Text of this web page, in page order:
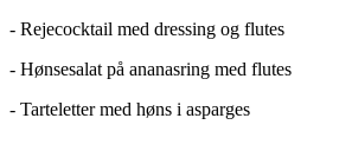
- Rejecocktail med dressing og flutes
- Hønsesalat på ananasring med flutes
- Tarteletter med høns i asparges